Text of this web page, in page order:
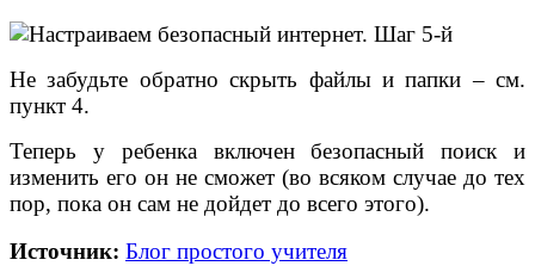
Не забудьте обратно скрыть файлы и папки – см.
пункт 4.
Теперь у ребенка включен безопасный поиск и
изменить его он не сможет (во всяком случае до тех
пор, пока он сам не дойдет до всего этого).
Источник: Блог простого учителя